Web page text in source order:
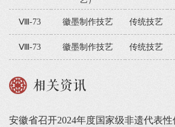
Ⅷ-73 徽墨制作技艺 传统技艺
Ⅷ-73 徽墨制作技艺 传统技艺
相关资讯